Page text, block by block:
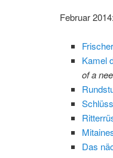
Februar
Kamel
of a
Das